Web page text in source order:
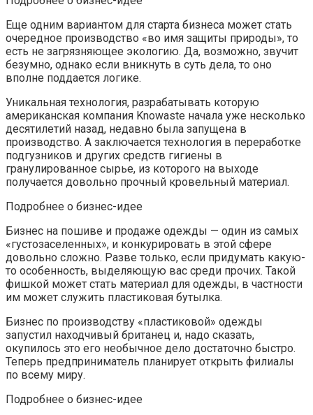
Еще одним вариантом для старта бизнеса может стать
очередное производство «во имя защиты природы», то
есть не загрязняющее экологию. Да, возможно, звучит
безумно, однако если вникнуть в суть дела, то оно
вполне поддается логике.
Уникальная технология, разрабатывать которую
американская компания Knowaste начала уже несколько
десятилетий назад, недавно была запущена в
производство. А заключается технология в переработке
подгузников и других средств гигиены в
гранулированное сырье, из которого на выходе
получается довольно прочный кровельный материал.
Подробнее о бизнес-идее
Бизнес на пошиве и продаже одежды — один из самых
«густозаселенных», и конкурировать в этой сфере
довольно сложно. Разве только, если придумать какую-
то особенность, выделяющую вас среди прочих. Такой
фишкой может стать материал для одежды, в частности
им может служить пластиковая бутылка.
Бизнес по производству «пластиковой» одежды
запустил находчивый британец и, надо сказать,
окупилось это его необычное дело достаточно быстро.
Теперь предприниматель планирует открыть филиалы
по всему миру.
Подробнее о бизнес-идее